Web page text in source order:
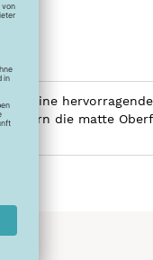
eine
Garn die matte